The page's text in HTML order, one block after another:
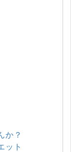
か？
ット